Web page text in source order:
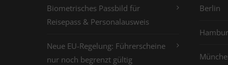
Biometrisches Passbild für
Reisepass & Personalausweis
Neue EU-Regelung: Führerscheine
nur noch begrenzt gültig
Berlin